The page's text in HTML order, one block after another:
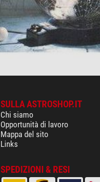
SULLA ASTROSHOP.IT
Chi siamo
Opportunità di lavoro
Mappa del sito
Links
SPEDIZIONI & RESI